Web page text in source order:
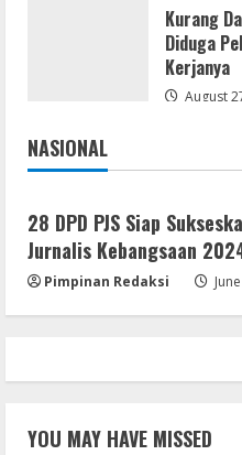
Umum
Kemarau
Hangus
5
[100%
August 7,
Kurang
Diduga
Kerjanya
August
NASIONAL
Jakarta
28 DPD PJS Siap
Jurnalis Kebangsaan
Pimpinan Redaksi
YOU MAY HAVE MISSED